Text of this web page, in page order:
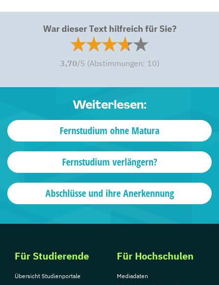
War dieser Text hilfreich für Sie?
3,70/5 (Abstimmungen: 10)
Weiterlesen:
Fernstudium ohne Matura
Fernstudium verlängern?
Abschlüsse und ihre Anerkennung
Für Studierende
Übersicht Studienportale
Für Hochschulen
Mediadaten